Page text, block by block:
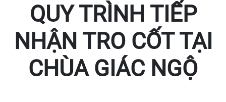
QUY TRÌNH TIẾP
NHẬN TRO CỐT TẠI
CHÙA GIÁC NGỘ